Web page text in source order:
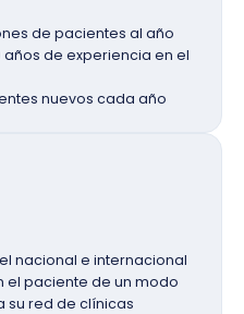
de pacientes al año
de experiencia en el
nuevos cada año
nacional e internacional
el paciente de un modo
su red de clínicas